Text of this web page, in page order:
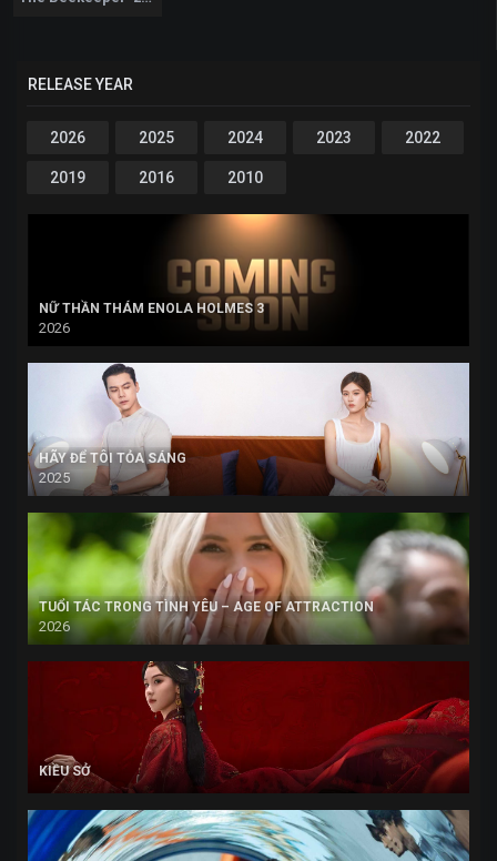
RELEASE YEAR
2026 2025 2024 2023 2022
2019 2016 2010
NỮ THẦN THÁM ENOLA HOLMES 3
2026
HÃY ĐỂ TÔI TỎA SÁNG
2025
TUỔI TÁC TRONG TÌNH YÊU – AGE OF ATTRACTION
2026
KIỀU SỞ